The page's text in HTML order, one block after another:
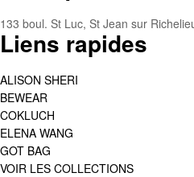
133 boul. St Luc, St Jean sur
Liens rapides
ALISON SHERI
BEWEAR
COKLUCH
ELENA WANG
GOT BAG
VOIR LES COLLECTIONS